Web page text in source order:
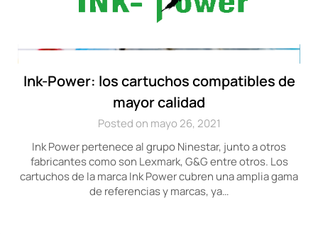
Ink-Power: los cartuchos compatibles de
mayor calidad
Posted on mayo 26, 2021
Ink Power pertenece al grupo Ninestar, junto a otros
fabricantes como son Lexmark, G&G entre otros. Los
cartuchos de la marca Ink Power cubren una amplia gama
de referencias y marcas, ya…